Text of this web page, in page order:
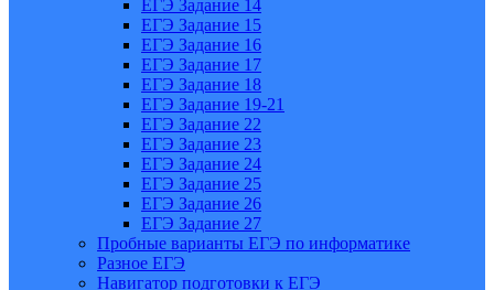
ЕГЭ Задание 14
ЕГЭ Задание 15
ЕГЭ Задание 16
ЕГЭ Задание 17
ЕГЭ Задание 18
ЕГЭ Задание 19-21
ЕГЭ Задание 22
ЕГЭ Задание 23
ЕГЭ Задание 24
ЕГЭ Задание 25
ЕГЭ Задание 26
ЕГЭ Задание 27
Пробные варианты ЕГЭ по информатике
Разное ЕГЭ
Навигатор подготовки к ЕГЭ